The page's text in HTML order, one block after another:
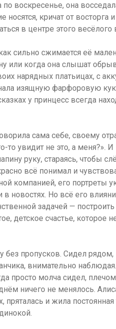
воскресенье, она
кричат от восторга
в центре этого весёлого
сильно сжимается её
или когда она слышат
нарядных платьицах, с
изящную фарфоровую
у принцесс всегда
сама себе, своему
то увидит не это, а меня?».
руку, стараясь, чтобы
всё понимал и
компанией, его портреты
новостях. Но всё его
задачей —
детское счастье, которое
без пропусков. Сидел
внимательно
просто молча сидел, плечом
ничего не менялось.
пряталась и жила постоянная